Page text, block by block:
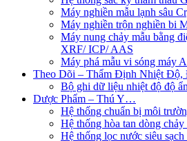
Máy nghiền mẫu lạnh sâu
Máy nghiền trộn nghiền bi
Máy nung chảy mẫu bằng
XRF/ ICP/ AAS
Máy phá mẫu vi sóng máy
Theo Dõi – Thẩm Định Nhiệt
Bộ ghi dữ liệu nhiệt độ độ
Dược Phẩm – Thú Y…
Hệ thống chuẩn bị môi
Hệ thống hòa tan dòng
Hệ thống lọc nước siêu